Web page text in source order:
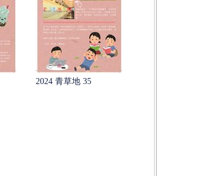
2024 青草地 35